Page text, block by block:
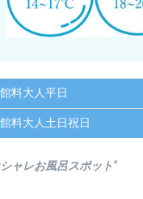
料大人平日
料大人土日祝日
ャレお風呂スポット”